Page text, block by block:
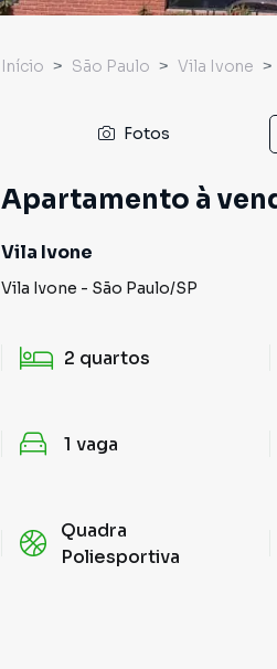
Início São Paulo Vila Ivone
Fotos
Apartamento à
Vila Ivone
Vila Ivone - São Paulo/SP
2 quartos
1 vaga
Quadra
Poliesportiva